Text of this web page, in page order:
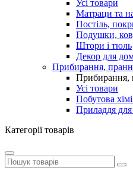
Усі товари
Матраци та
Постіль,
Подушки,
Штори і тюль
Декор для
Прибирання,
Прибирання,
Усі товари
Побутова
Приладдя
Категорії товарів